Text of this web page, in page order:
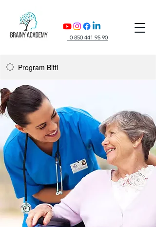
0 850 441 95 90
Program Bitti